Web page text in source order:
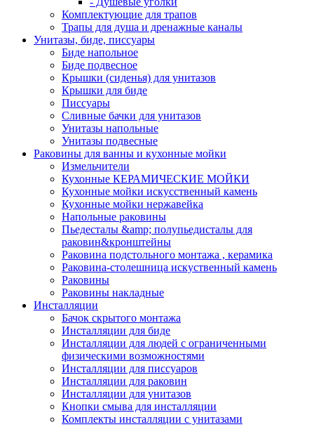
Комплектующие для трапов
Трапы для душа и дренажные каналы
Унитазы, биде, писсуары
Биде напольное
Биде подвесное
Крышки (сиденья) для унитазов
Крышки для биде
Писсуары
Сливные бачки для унитазов
Унитазы напольные
Унитазы подвесные
Раковины для ванны и кухонные мойки
Измельчители
Кухонные КЕРАМИЧЕСКИЕ МОЙКИ
Кухонные мойки искусственный камень
Кухонные мойки нержавейка
Напольные раковины
Пьедесталы &amp; полупьедисталы для
раковин&кронштейны
Раковина подстольного монтажа , керамика
Раковина-столешница искуственный камень
Раковины
Раковины накладные
Инсталляции
Бачок скрытого монтажа
Инсталляции для биде
Инсталляции для людей с ограниченными
физическими возможностями
Инсталляции для писсуаров
Инсталляции для раковин
Инсталляции для унитазов
Кнопки смыва для инсталляции
Комплекты инсталляции с унитазами